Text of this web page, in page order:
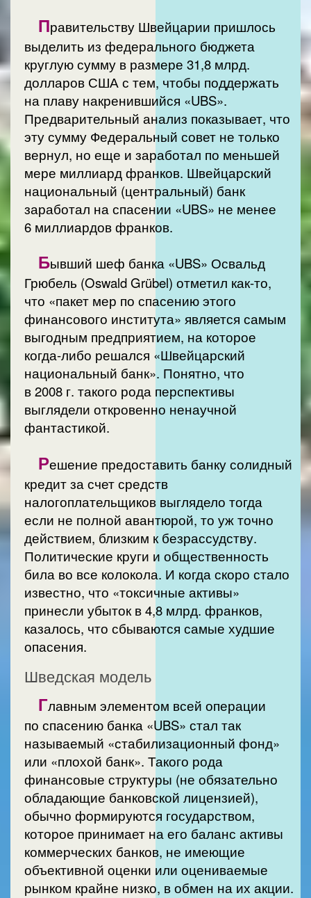
Правительству Швейцарии пришлось
выделить из федерального бюджета
круглую сумму в размере 31,8 млрд.
долларов США с тем, чтобы поддержать
на плаву накренившийся «UBS».
Предварительный анализ показывает, что
эту сумму Федеральный совет не только
вернул, но еще и заработал по меньшей
мере миллиард франков. Швейцарский
национальный (центральный) банк
заработал на спасении «UBS» не менее
6 миллиардов франков.
Бывший шеф банка «UBS» Освальд
Грюбель (Oswald Grübel) отметил как-то,
что «пакет мер по спасению этого
финансового института» является самым
выгодным предприятием, на которое
когда-либо решался «Швейцарский
национальный банк». Понятно, что
в 2008 г. такого рода перспективы
выглядели откровенно ненаучной
фантастикой.
Решение предоставить банку солидный
кредит за счет средств
налогоплательщиков выглядело тогда
если не полной авантюрой, то уж точно
действием, близким к безрассудству.
Политические круги и общественность
била во все колокола. И когда скоро стало
известно, что «токсичные активы»
принесли убыток в 4,8 млрд. франков,
казалось, что сбываются самые худшие
опасения.
Шведская модель
Главным элементом всей операции
по спасению банка «UBS» стал так
называемый «стабилизационный фонд»
или «плохой банк». Такого рода
финансовые структуры (не обязательно
обладающие банковской лицензией),
обычно формируются государством,
которое принимает на его баланс активы
коммерческих банков, не имеющие
объективной оценки или оцениваемые
рынком крайне низко, в обмен на их акции.